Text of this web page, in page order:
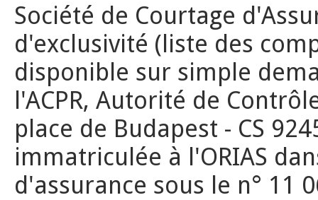
Société de Courtage
d'exclusivité (liste des
disponible sur simple
l'ACPR, Autorité de
place de Budapest - CS
immatriculée à l'ORIAS
d'assurance sous le n° 11